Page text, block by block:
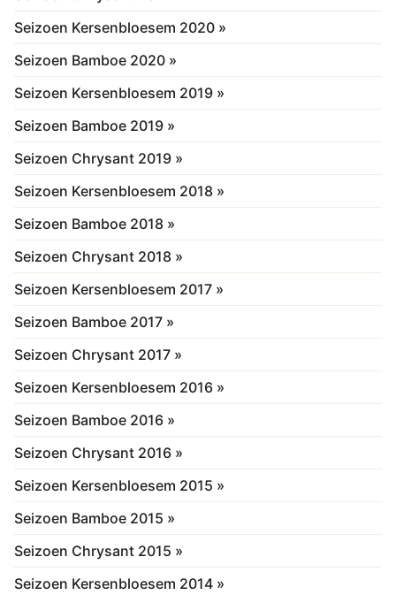
Seizoen Kersenbloesem 2020 »
Seizoen Bamboe 2020 »
Seizoen Kersenbloesem 2019 »
Seizoen Bamboe 2019 »
Seizoen Chrysant 2019 »
Seizoen Kersenbloesem 2018 »
Seizoen Bamboe 2018 »
Seizoen Chrysant 2018 »
Seizoen Kersenbloesem 2017 »
Seizoen Bamboe 2017 »
Seizoen Chrysant 2017 »
Seizoen Kersenbloesem 2016 »
Seizoen Bamboe 2016 »
Seizoen Chrysant 2016 »
Seizoen Kersenbloesem 2015 »
Seizoen Bamboe 2015 »
Seizoen Chrysant 2015 »
Seizoen Kersenbloesem 2014 »